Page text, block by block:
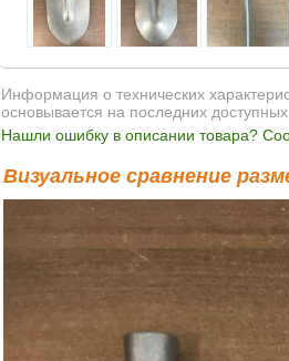
Информация о технических
основывается на последних
Нашли ошибку в описании товара?
Визуальное сравнение